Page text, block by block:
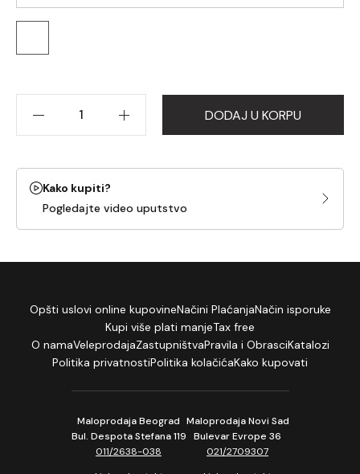
DODAJ U KORPU
Kako kupiti?
Pogledajte video uputstvo
Opšti uslovi online kupovineNačini PlaćanjaNačin isporuke
Kupi više plati manjeTax free
O namaVeleprodajaZastupništvaPravila i ObrasciKatalozi
Politika privatnostiPolitika kolačićaKako kupovati
Maloprodaja Beograd
Bul. Despota Stefana 119
011/2638-038
Maloprodaja Novi Sad
Bulevar Evrope 36
021/2709307